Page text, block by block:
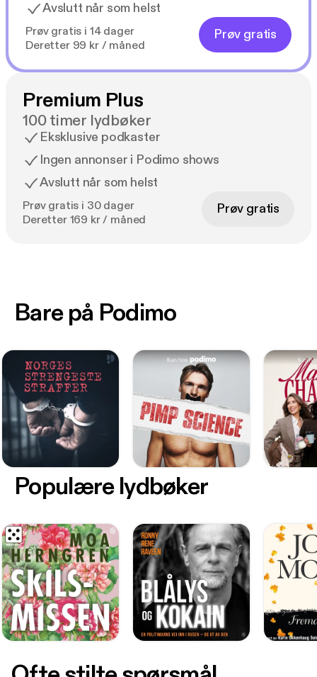
Avslutt når som helst
Prøv gratis i 14 dager
Deretter 99 kr / måned
Prøv gratis
Premium Plus
100 timer lydbøker
Eksklusive podkaster
Ingen annonser i Podimo shows
Avslutt når som helst
Prøv gratis i 30 dager
Deretter 169 kr / måned
Prøv gratis
Bare på Podimo
Populære lydbøker